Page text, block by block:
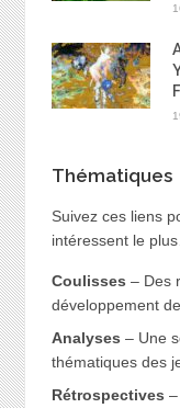
Thématiques
Suivez ces liens
intéressent le
Coulisses – Des
développement de
Analyses – Une
thématiques des
Rétrospectives